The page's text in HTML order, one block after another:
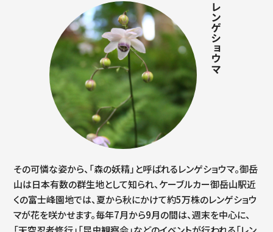
レンゲショウマ
その可憐な姿から、「森の妖精」と呼ばれるレンゲショウマ。御岳
山は日本有数の群生地として知られ、ケーブルカー御岳山駅近
くの富士峰園地では、夏から秋にかけて約5万株のレンゲショウ
マが花を咲かせます。毎年7月から9月の間は、週末を中心に、